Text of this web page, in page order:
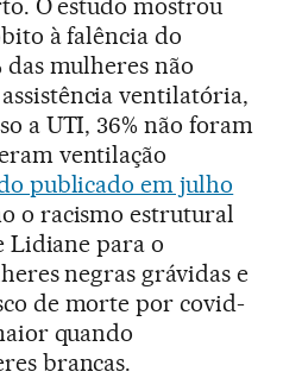
O estudo mostrou
à falência do
das mulheres não
ventilatória,
a UTI, 36% não foram
ventilação
publicado em julho
o racismo estrutural
Lidiane para o
negras grávidas e
de morte por covid-
quando
brancas.